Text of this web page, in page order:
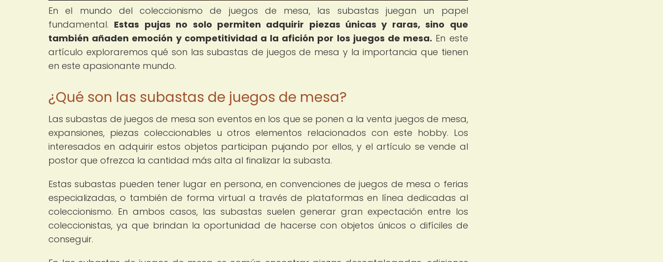
En el mundo del coleccionismo de juegos de mesa, las subastas juegan un papel
fundamental. Estas pujas no solo permiten adquirir piezas únicas y raras, sino que
también añaden emoción y competitividad a la afición por los juegos de mesa. En este
artículo exploraremos qué son las subastas de juegos de mesa y la importancia que tienen
en este apasionante mundo.
¿Qué son las subastas de juegos de mesa?
Las subastas de juegos de mesa son eventos en los que se ponen a la venta juegos de mesa,
expansiones, piezas coleccionables u otros elementos relacionados con este hobby. Los
interesados en adquirir estos objetos participan pujando por ellos, y el artículo se vende al
postor que ofrezca la cantidad más alta al finalizar la subasta.
Estas subastas pueden tener lugar en persona, en convenciones de juegos de mesa o ferias
especializadas, o también de forma virtual a través de plataformas en línea dedicadas al
coleccionismo. En ambos casos, las subastas suelen generar gran expectación entre los
coleccionistas, ya que brindan la oportunidad de hacerse con objetos únicos o difíciles de
conseguir.